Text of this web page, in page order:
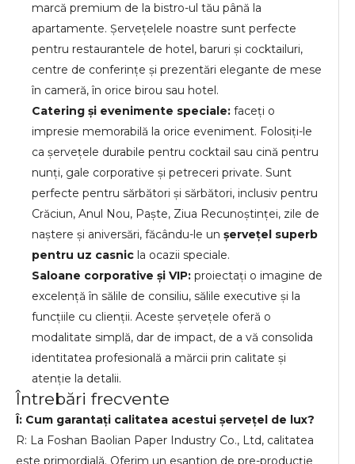
marcă premium de la bistro-ul tău până la
apartamente. Șervețelele noastre sunt perfecte
pentru restaurantele de hotel, baruri și cocktailuri,
centre de conferințe și prezentări elegante de mese
în cameră, în orice birou sau hotel.
Catering și evenimente speciale: faceți o
impresie memorabilă la orice eveniment. Folosiți-le
ca șervețele durabile pentru cocktail sau cină pentru
nunți, gale corporative și petreceri private. Sunt
perfecte pentru sărbători și sărbători, inclusiv pentru
Crăciun, Anul Nou, Paște, Ziua Recunoștinței, zile de
naștere și aniversări, făcându-le un șervețel superb
pentru uz casnic la ocazii speciale.
Saloane corporative și VIP: proiectați o imagine de
excelență în sălile de consiliu, sălile executive și la
funcțiile cu clienții. Aceste șervețele oferă o
modalitate simplă, dar de impact, de a vă consolida
identitatea profesională a mărcii prin calitate și
atenție la detalii.
Întrebări frecvente
Î: Cum garantați calitatea acestui șervețel de lux?
R: La Foshan Baolian Paper Industry Co., Ltd, calitatea
este primordială. Oferim un eșantion de pre-producție